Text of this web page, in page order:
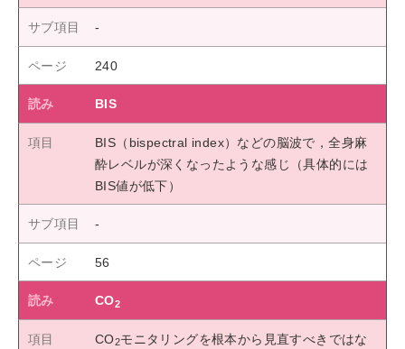
240
BIS
BIS（bispectral index）などの脳波で，全身麻
酔レベルが深くなったような感じ（具体的には
BIS値が低下）
56
CO2
CO2モニタリングを根本から見直すべきではな